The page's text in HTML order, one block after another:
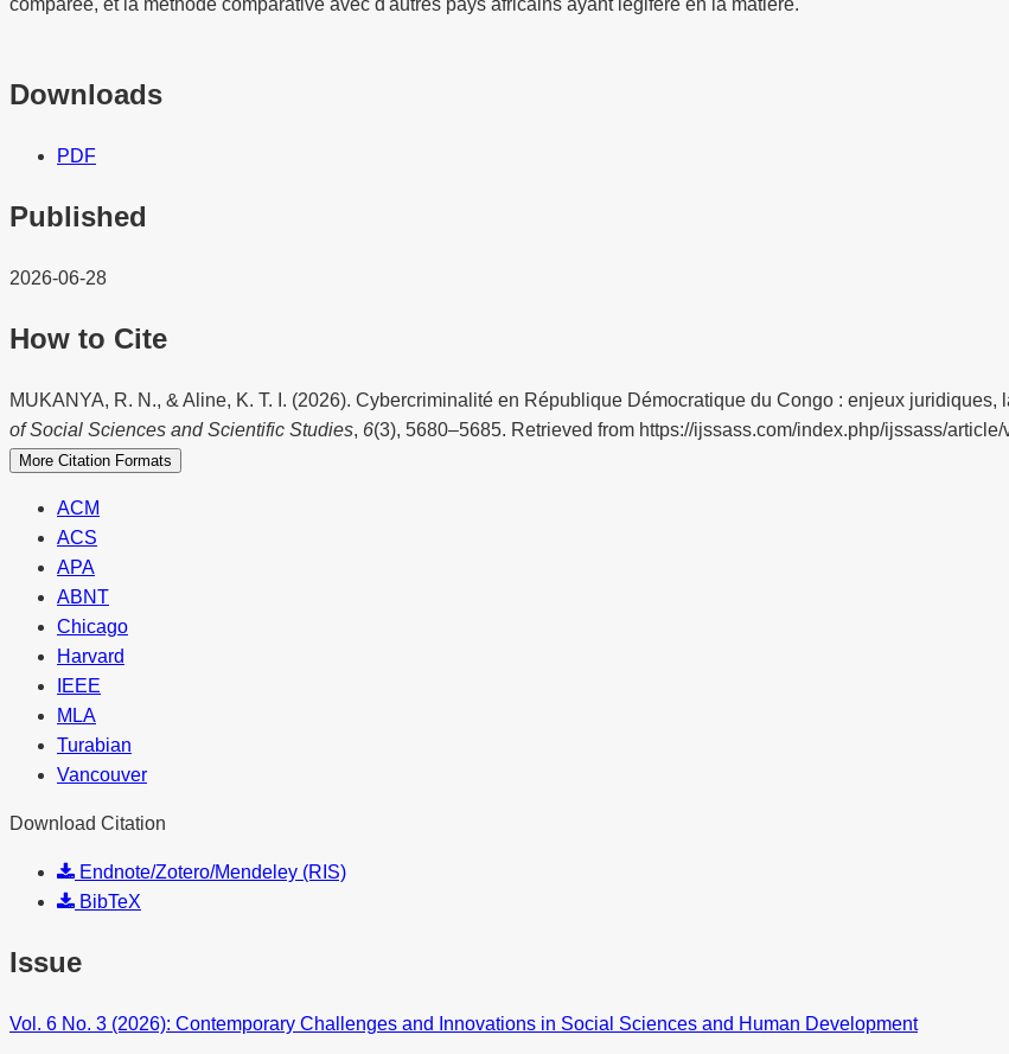
comparée, et la méthode comparative avec d'autres pays africains ayant légiféré en la matière.
Downloads
PDF
Published
2026-06-28
How to Cite
MUKANYA, R. N., & Aline, K. T. I. (2026). Cybercriminalité en République Démocratique du Congo : enjeux juridiques,
of Social Sciences and Scientific Studies, 6(3), 5680–5685. Retrieved from https://ijssass.com/index.php/ijssass/article/
More Citation Formats
ACM
ACS
APA
ABNT
Chicago
Harvard
IEEE
MLA
Turabian
Vancouver
Download Citation
Endnote/Zotero/Mendeley (RIS)
BibTeX
Issue
Vol. 6 No. 3 (2026): Contemporary Challenges and Innovations in Social Sciences and Human Development